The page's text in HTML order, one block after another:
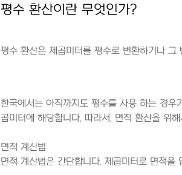
평수 환산이란 무엇인가?
평수 환산은 제곱미터를 평수로 변환하거나 그
한국에서는 아직까지도 평수를 사용 하는 경
곱미터에 해당합니다. 따라서, 면적 환산을 위
면적 계산법
면적 계산법은 간단합니다. 제곱미터로 면적